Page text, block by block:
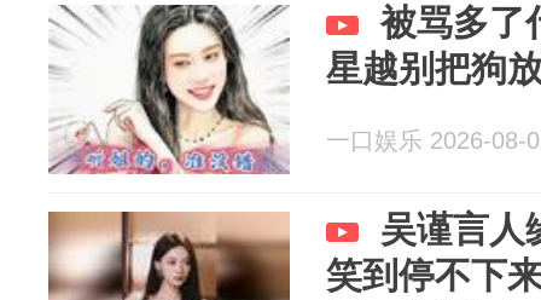
被骂多了
星越别把狗
一口娱乐 2026-08-
吴谨言人
笑到停不下